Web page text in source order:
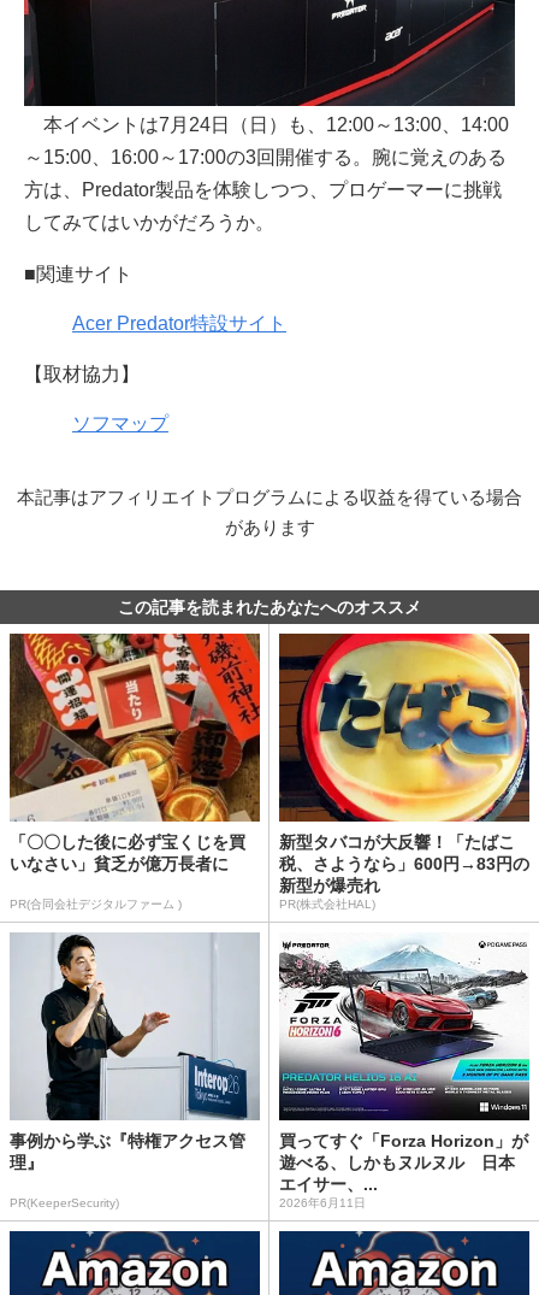
本イベントは7月24日（日）も、12:00～13:00、14:00
～15:00、16:00～17:00の3回開催する。腕に覚えのある
方は、Predator製品を体験しつつ、プロゲーマーに挑戦
してみてはいかがだろうか。
■関連サイト
Acer Predator特設サイト
【取材協力】
ソフマップ
本記事はアフィリエイトプログラムによる収益を得ている場合
があります
この記事を読まれたあなたへのオススメ
「〇〇した後に必ず宝くじを買
いなさい」貧乏が億万長者に
PR(合同会社デジタルファーム )
新型タバコが大反響！「たばこ
税、さようなら」600円→83円の
新型が爆売れ
PR(株式会社HAL)
事例から学ぶ『特権アクセス管
理』
PR(KeeperSecurity)
買ってすぐ「Forza Horizon」が
遊べる、しかもヌルヌル 日本
エイサー、...
2026年6月11日